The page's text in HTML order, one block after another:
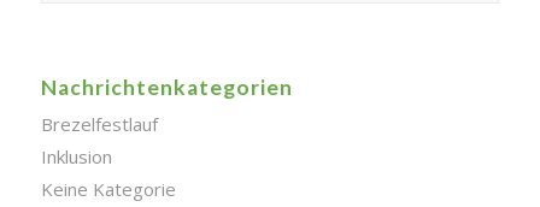
Nachrichtenkategorien
Brezelfestlauf
Inklusion
Keine Kategorie